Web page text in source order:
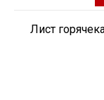
Лист